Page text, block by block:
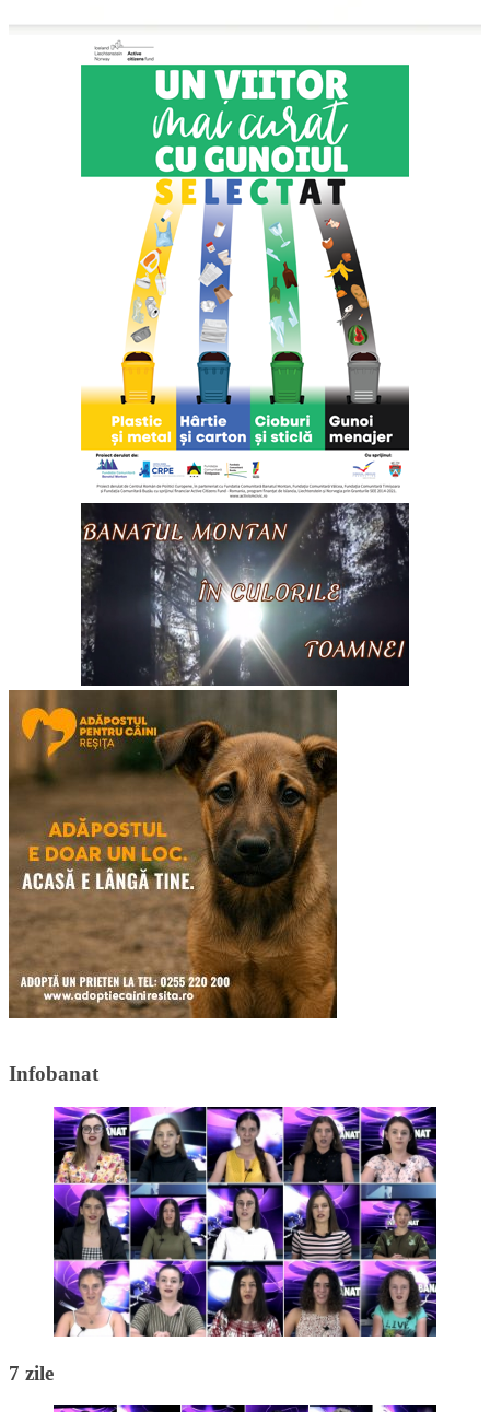
Infobanat
7 zile